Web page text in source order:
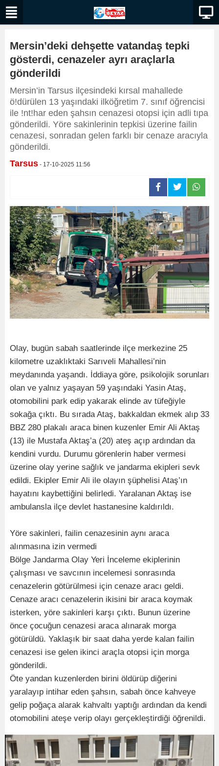
Mersin’deki dehşette vatandaş tepki
gösterdi, cenazeler ayrı araçlarla
gönderildi
Mersin’in Tarsus ilçesindeki kırsal mahallede
ö!dürülen 13 yaşındaki ilköğretim 7. sınıf öğrencisi
ile !nt!har eden şahsın cenazesi otopsi için adli tıpa
gönderildi. Yöre sakinlerinin tepkisi üzerine failin
cenazesi, sonradan gelen farklı bir cenaze aracıyla
gönderildi.
Tarsus - 17-10-2025 11:56
Olay, bugün sabah saatlerinde ilçe merkezine 25
kilometre uzaklıktaki Sarıveli Mahallesi’nin
meydanında yaşandı. İddiaya göre, psikolojik sorunları
olan ve yalnız yaşayan 59 yaşındaki Yasin Ataş,
otomobilini park edip yakarak elinde av tüfeğiyle
sokağa çıktı. Bu sırada Ataş, bakkaldan ekmek alıp 33
BBZ 280 plakalı araca binen kuzenler Emir Ali Aktaş
(13) ile Mustafa Aktaş’a (20) ateş açıp ardından da
kendini vurdu. Durumu görenlerin haber vermesi
üzerine olay yerine sağlık ve jandarma ekipleri sevk
edildi. Ekipler Emir Ali ile olayın şüphelisi Ataş’ın
hayatını kaybettiğini belirledi. Yaralanan Aktaş ise
ambulansla ilçe devlet hastanesine kaldırıldı.
Yöre sakinleri, failin cenazesinin aynı araca
alınmasına izin vermedi
Bölge Jandarma Olay Yeri İnceleme ekiplerinin
çalışması ve savcının incelemesi sonrasında
cenazelerin götürülmesi için cenaze aracı geldi.
Cenaze aracı cenazelerin ikisini bir araca koymak
isterken, yöre sakinleri karşı çıktı. Bunun üzerine
önce çocuğun cenazesi araca alınarak morga
götürüldü. Yaklaşık bir saat daha yerde kalan failin
cenazesi ise gelen ikinci araçla otopsi için morga
gönderildi.
Öte yandan kuzenlerden birini öldürüp diğerini
yaralayıp intihar eden şahsın, sabah önce kahveye
gelip poğaça alarak kahvaltı yaptığı ardından da kendi
otomobilini ateşe verip olayı gerçekleştirdiği öğrenildi.